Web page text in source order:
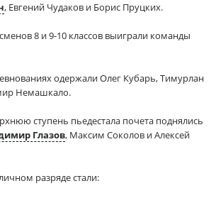
, Евгений Чудаков и Борис Пруцких.
8 и 9-10 классов выиграли команды
одержали Олег Кубарь, Тимурлан
Немашкало.
ступень пьедестала почета поднялись
Глазов, Максим Соколов и Алексей
разряде стали: